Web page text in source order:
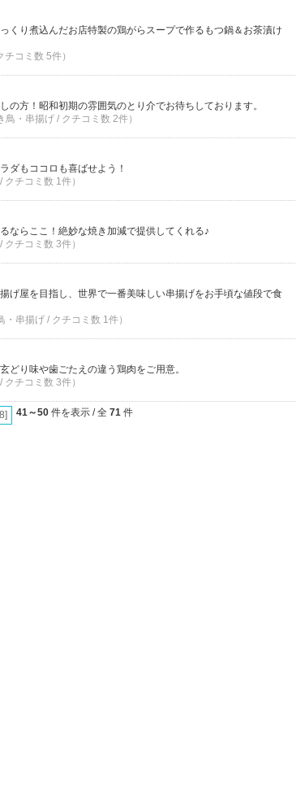
くり煮込んだお店特製の鶏がらスープで作るもつ鍋＆お茶漬け
チコミ数 5件）
の方！昭和初期の雰囲気のとり介でお待ちしております。
鳥・串揚げ / クチコミ数 2件）
ダもココロも喜ばせよう！
クチコミ数 1件）
ならここ！絶妙な焼き加減で提供してくれる♪
クチコミ数 3件）
げ屋を目指し、世界で一番美味しい串揚げをお手頃な値段で食
・串揚げ / クチコミ数 1件）
どり味や歯ごたえの違う鶏肉をご用意。
クチコミ数 3件）
41～50 件を表示 / 全 71 件